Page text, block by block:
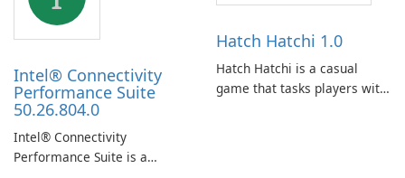
Intel® Connectivity
Performance Suite
50.26.804.0
Intel® Connectivity
Performance Suite is a
Hatch Hatchi 1.0
Hatch Hatchi is a casual
game that tasks players with